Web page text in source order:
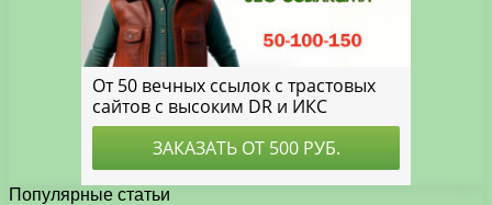
Популярные статьи